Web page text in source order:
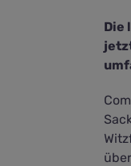
Die